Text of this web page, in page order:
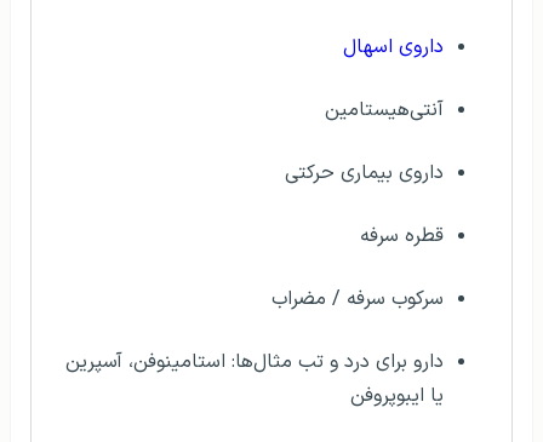
داروی اسهال
آنتی‌هیستامین
داروی بیماری حرکتی
قطره سرفه
سرکوب سرفه / مضراب
دارو برای درد و تب مثال‌ها: استامینوفن، آسپرین
یا ایبوپروفن